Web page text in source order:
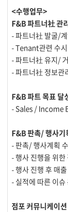
<수행업무>
F&B 파트너社 관
- 파트너社 발굴/
- Tenant관련 수
- 파트너社 유지/
- 파트너社 정보관
F&B 파트 목표 달
- Sales / Income
F&B 판촉/ 행사기
- 판촉/ 행사계획
- 행사 진행을 위한
- 행사 진행 후 매
- 실적에 따른 이슈
점포 커뮤니케이션